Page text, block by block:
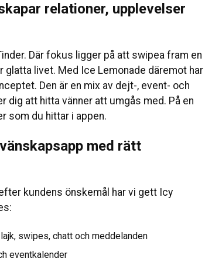
relationer, upplevelser
Där fokus ligger på att swipea fram en
glatta livet. Med Ice Lemonade däremot har
Den är en mix av dejt-, event- och
dig att hitta vänner att umgås med. På en
som du hittar i appen.
med rätt
kundens önskemål har vi gett Icy
swipes, chatt och meddelanden
eventkalender